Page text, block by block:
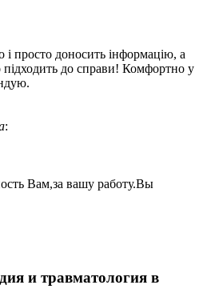
просто доносить інформацію, а
підходить до справи! Комфортно у
:
Вам,за вашу работу.Вы
и травматология в